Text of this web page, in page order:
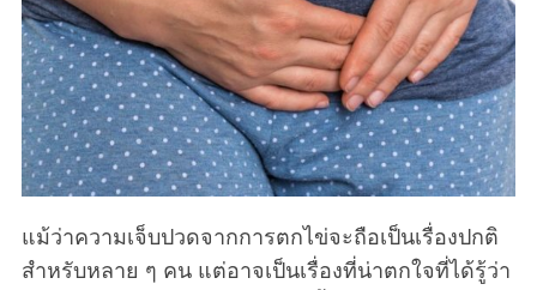
แม้ว่าความเจ็บปวดจากการตกไข่จะถือเป็นเรื่องปกติ
สำหรับหลาย ๆ คน แต่อาจเป็นเรื่องที่น่าตกใจที่ได้รู้ว่า